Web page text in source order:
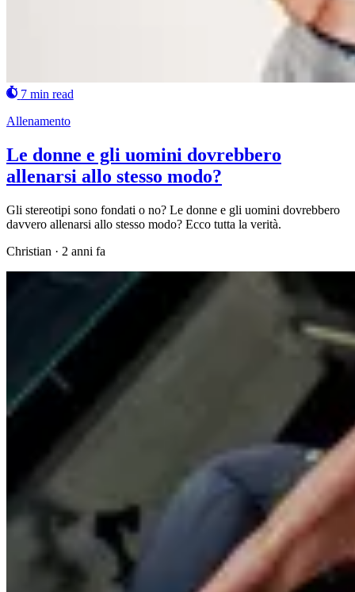
7 min read
Allenamento
Le donne e gli uomini dovrebbero
allenarsi allo stesso modo?
Gli stereotipi sono fondati o no? Le donne e gli uomini dovrebbero
davvero allenarsi allo stesso modo? Ecco tutta la verità.
Christian · 2 anni fa